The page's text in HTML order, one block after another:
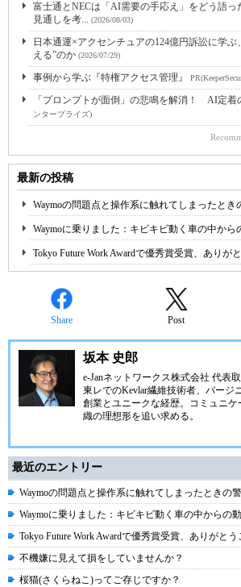
富士通とNECは「AI需要の手応え」をどう語
見通しを考... (2026/08/03)
日本通運×アクセンチュアの124億円訴訟に学
える”のか (2026/07/29)
事例から学ぶ『特権アクセス管理』
「プロンプトが面倒」の悲鳴を解消！ AI定着
ンタープライズ)
最新の投稿
Waymoの問題点と操作系に触れてしまったとき
Waymoに乗りました：キビキビ動く車の中から
Tokyo Future Work Awardで優秀賞受賞、ありが
Share Post
坂本 史郎
e-Janネットワークス株式会社 代表取
東レでのKevlar繊維技術者、 バージ
創業とユニークな経歴。 コミュニケ
織の理想形を追い求める。
最近のエントリー
Waymoの問題点と操作系に触れてしまったときの
Waymoに乗りました：キビキビ動く車の中からの
Tokyo Future Work Awardで優秀賞受賞、ありがとう
不機嫌に見えて損をしていませんか？
桜猫(さくらねこ)ってご存じですか？